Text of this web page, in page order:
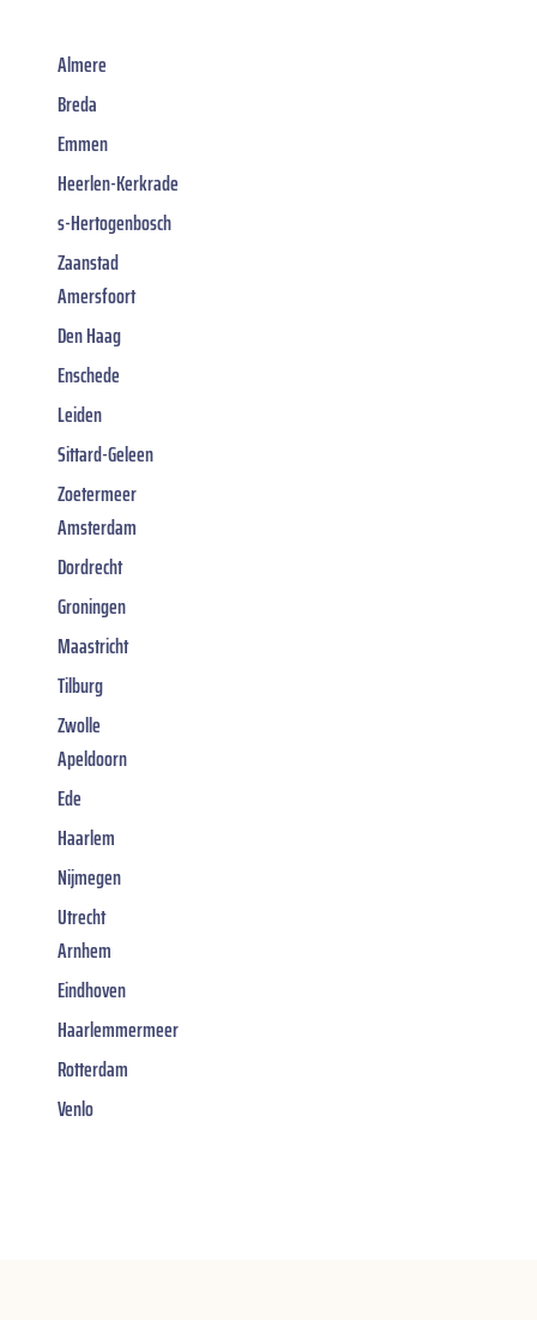
Almere
Breda
Emmen
Heerlen-Kerkrade
s-Hertogenbosch
Zaanstad
Amersfoort
Den Haag
Enschede
Leiden
Sittard-Geleen
Zoetermeer
Amsterdam
Dordrecht
Groningen
Maastricht
Tilburg
Zwolle
Apeldoorn
Ede
Haarlem
Nijmegen
Utrecht
Arnhem
Eindhoven
Haarlemmermeer
Rotterdam
Venlo